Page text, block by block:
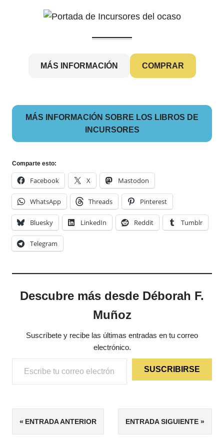
MÁS INFORMACIÓN COMPRAR
MÁS INFORMACIÓN SOBRE LOS LIBROS DE
INCURSORES
Comparte esto:
Facebook X Mastodon
WhatsApp Threads Pinterest
Bluesky LinkedIn Reddit Tumblr
Telegram
Descubre más desde Déborah F.
Muñoz
Suscríbete y recibe las últimas entradas en tu correo
electrónico.
Escribe tu correo electrónico…
SUSCRIBIRSE
ETIQUETAS
4/5
Navegación
ENTRADA ANTERIOR ENTRADA SIGUIENTE